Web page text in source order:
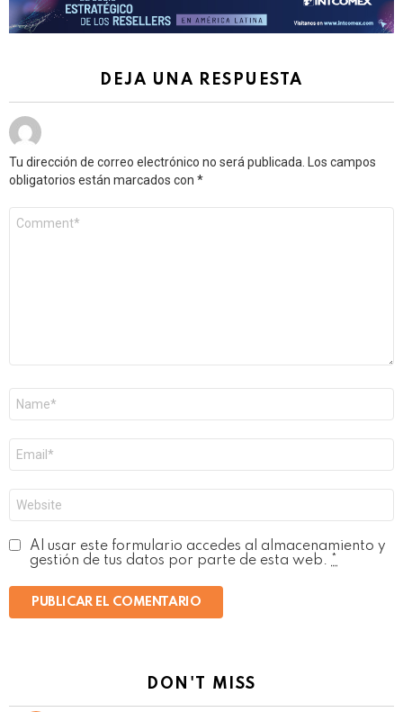
DEJA UNA RESPUESTA
Tu dirección de correo electrónico no será publicada. Los campos
obligatorios están marcados con *
electrónico
*
Al usar este formulario accedes al almacenamiento y
gestión de tus datos por parte de esta web. *
DON'T MISS